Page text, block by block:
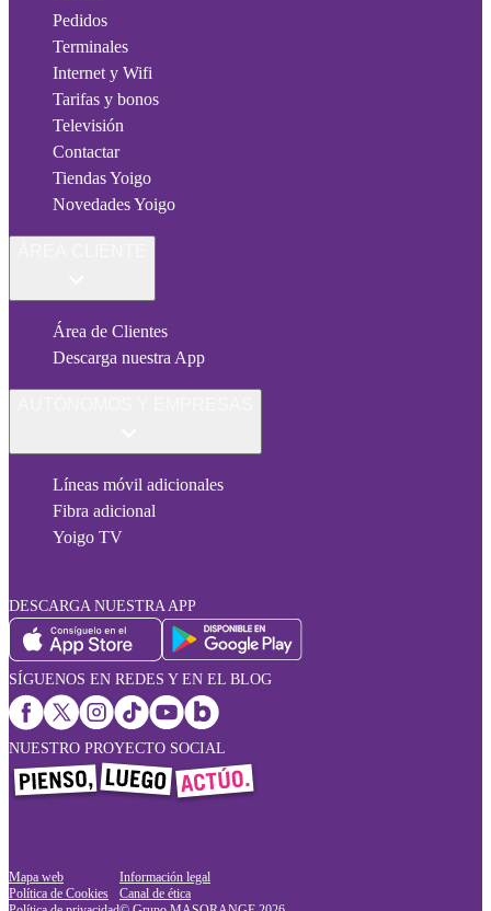
Pedidos
Terminales
Internet y Wifi
Tarifas y bonos
Televisión
Contactar
Tiendas Yoigo
Novedades Yoigo
Área de Clientes
Descarga nuestra App
Líneas móvil adicionales
Fibra adicional
Yoigo TV
DESCARGA NUESTRA APP
SÍGUENOS EN REDES Y EN EL BLOG
NUESTRO PROYECTO SOCIAL
Mapa web
Política de Cookies
Información legal
Canal de ética